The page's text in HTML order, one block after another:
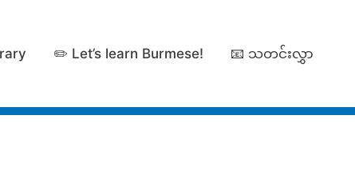
✏️ Let’s learn Burmese! 📧 သတင်းလွှာ